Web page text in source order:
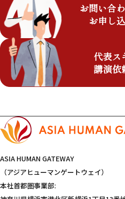
お問い合
お申し
代表ス
講演依
ASIA HUMAN GATEWAY
（アジアヒューマンゲートウェイ）
本社首都圏事業部: